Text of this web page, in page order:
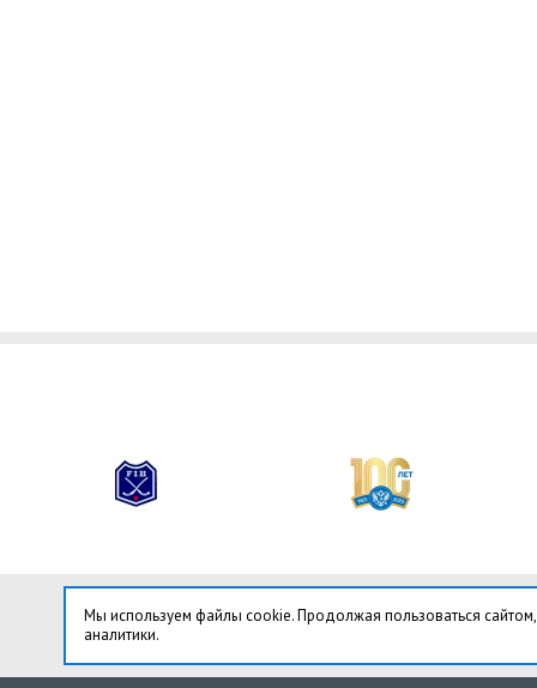
Мы используем файлы cookie. Продолжая пользоваться
аналитики.